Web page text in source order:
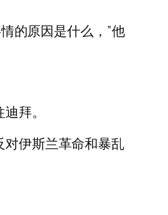
的原因是什么，”他
拜。
对伊斯兰革命和暴乱